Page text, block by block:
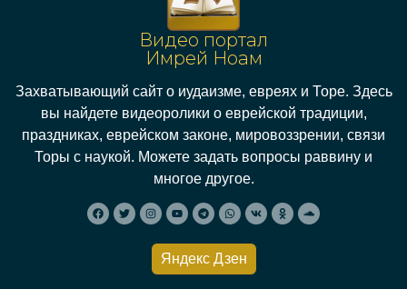
Видео портал
Имрей Ноам
Захватывающий сайт о иудаизме, евреях и Торе. Здесь
вы найдете видеоролики о еврейской традиции,
праздниках, еврейском законе, мировоззрении, связи
Торы с наукой. Можете задать вопросы раввину и
многое другое.
Яндекс Дзен